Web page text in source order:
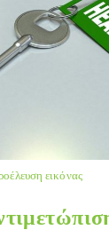
εικόνας